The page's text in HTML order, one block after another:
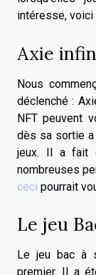
intéresse, voici
Axie
Nous
déclenché :
NFT peuvent
dès sa sortie a
jeux. Il a fait
nombreuses
ceci pourrait
Le jeu
Le jeu bac à
premier. Il a